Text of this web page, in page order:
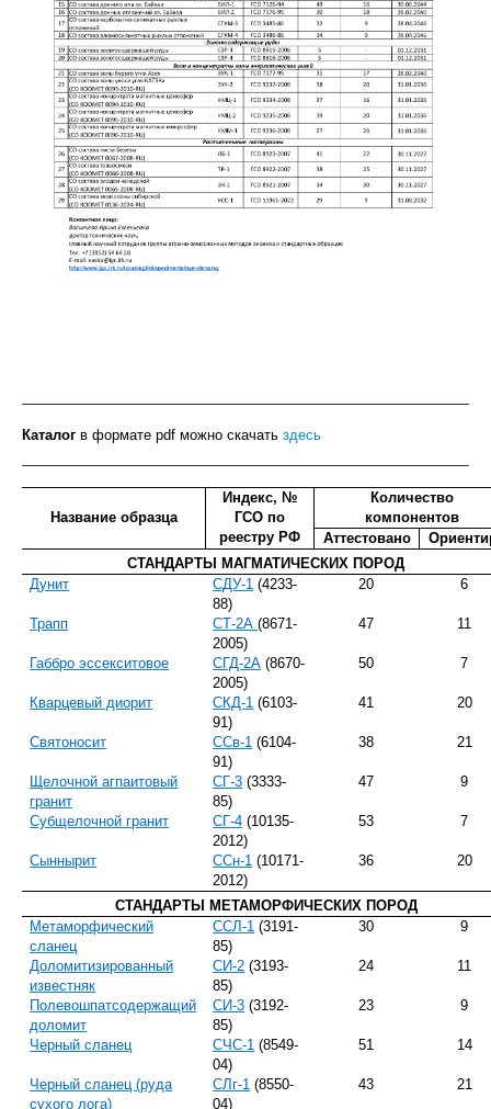
Каталог в формате pdf можно скачать здесь
Название образца
Индекс, №
ГСО по
реестру РФ
Количество
компонентов
Аттестовано
СТАНДАРТЫ МАГМАТИЧЕСКИХ ПОРОД
Дунит
СДУ-1 (4233-
88)
20 6
Трапп СТ-2А(8671-
2005)
47 11
Габбро эссекситовое СГД-2А (8670-
2005)
50 7
Кварцевый диорит СКД-1 (6103-
91)
41 20
Святоносит ССв-1 (6104-
91)
38 21
Щелочной агпаитовый
гранит
СГ-3 (3333-
85)
47 9
Субщелочной гранит СГ-4 (10135-
2012)
53 7
Сыннырит ССн-1 (10171-
2012)
36 20
СТАНДАРТЫ МЕТАМОРФИЧЕСКИХ ПОРОД
Метаморфический
сланец
ССЛ-1 (3191-
85)
30 9
Доломитизированный
известняк
СИ-2 (3193-
85)
24 11
Полевошпатсодержащий
доломит
СИ-3 (3192-
85)
23 9
Черный сланец СЧС-1 (8549-
04)
51 14
Черный сланец (руда
сухого лога)
СЛг-1 (8550-
04)
43 21